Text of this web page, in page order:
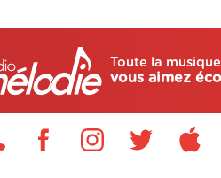
Toute la
vous aimez